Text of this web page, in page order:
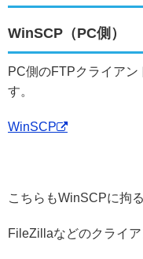
WinSCP（PC側）
PC側のFTPクライアン
す。
WinSCP
こちらもWinSCPに拘
FileZillaなどのクライ